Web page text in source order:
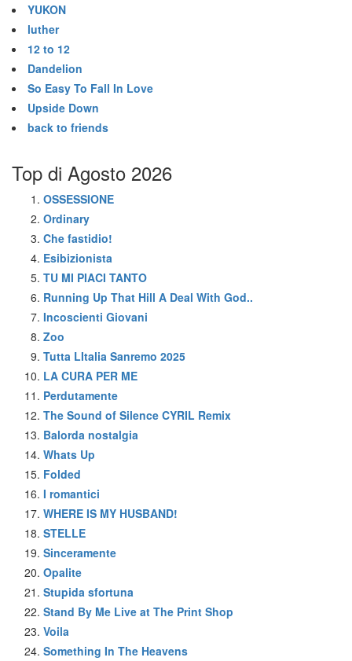
YUKON
luther
12 to 12
Dandelion
So Easy To Fall In Love
Upside Down
back to friends
Top di Agosto 2026
OSSESSIONE
Ordinary
Che fastidio!
Esibizionista
TU MI PIACI TANTO
Running Up That Hill A Deal With God..
Incoscienti Giovani
Zoo
Tutta LItalia Sanremo 2025
LA CURA PER ME
Perdutamente
The Sound of Silence CYRIL Remix
Balorda nostalgia
Whats Up
Folded
I romantici
WHERE IS MY HUSBAND!
STELLE
Sinceramente
Opalite
Stupida sfortuna
Stand By Me Live at The Print Shop
Voila
Something In The Heavens